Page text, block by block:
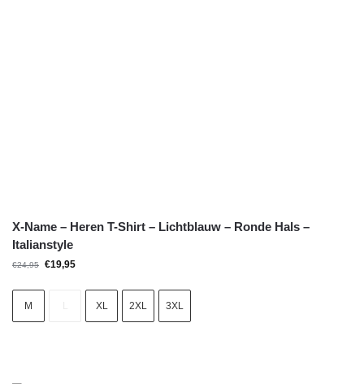
X-Name – Heren T-Shirt – Lichtblauw – Ronde Hals –
Italianstyle
€24,95 €19,95
M XL 2XL 3XL